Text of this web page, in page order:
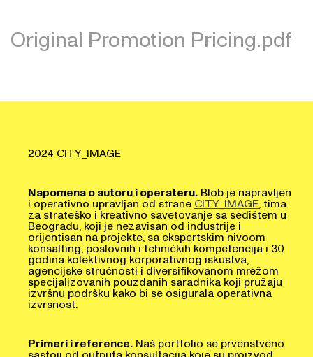
Original Promotion Pricing.pdf
2024 CITY_IMAGE
Napomena o autoru i operateru.Blob je napravljen
i operativno upravljan od straneCITY_IMAGE, tima
za strateško i kreativno savetovanje sa sedištem u
Beogradu, koji je nezavisan od industrije i
orijentisan na projekte, sa ekspertskim nivoom
konsalting, poslovnih i tehničkih kompetencija i 30
godina kolektivnog korporativnog iskustva,
agencijske stručnosti i diversifikovanom mrežom
specijalizovanih pouzdanih saradnika koji pružaju
izvršnu podršku kako bi se osigurala operativna
izvrsnost.
Primeri i reference.Naš portfolio se prvenstveno
sastoji od outputa konsultacija koje su proizvod